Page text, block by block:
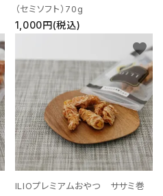
（セミソフト）70g
1,000円(税込)
ILIOプレミアムおやつ ササミ巻
favorite